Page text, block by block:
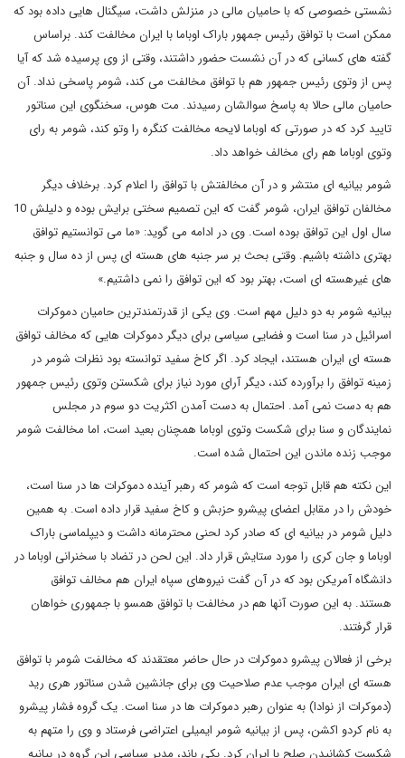
نشستی خصوصی که با حامیان مالی در منزلش داشت، سیگنال هایی داده بود که
ممکن است با توافق رئیس جمهور باراک اوباما با ایران مخالفت کند. براساس
گفته های کسانی که در آن نشست حضور داشتند، وقتی از وی پرسیده شد که آیا
پس از وتوی رئیس جمهور هم با توافق مخالفت می کند، شومر پاسخی نداد. آن
حامیان مالی حالا به پاسخ سوالشان رسیدند. مت هوس، سخنگوی این سناتور
تایید کرد که در صورتی که اوباما لایحه مخالفت کنگره را وتو کند، شومر به رای
وتوی اوباما هم رای مخالف خواهد داد.
شومر بیانیه ای منتشر و در آن مخالفتش با توافق را اعلام کرد. برخلاف دیگر
مخالفان توافق ایران، شومر گفت که این تصمیم سختی برایش بوده و دلیلش 10
سال اول این توافق بوده است. وی در ادامه می گوید: «ما می توانستیم توافق
بهتری داشته باشیم. وقتی بحث بر سر جنبه های هسته ای پس از ده سال و جنبه
های غیرهسته ای است، بهتر بود که این توافق را نمی داشتیم.»
بیانیه شومر به دو دلیل مهم است. وی یکی از قدرتمندترین حامیان دموکرات
اسرائیل در سنا است و فضایی سیاسی برای دیگر دموکرات هایی که مخالف توافق
هسته ای ایران هستند، ایجاد کرد. اگر کاخ سفید توانسته بود نظرات شومر در
زمینه توافق را برآورده کند، دیگر آرای مورد نیاز برای شکستن وتوی رئیس جمهور
هم به دست نمی آمد. احتمال به دست آمدن اکثریت دو سوم در مجلس
نمایندگان و سنا برای شکست وتوی اوباما همچنان بعید است، اما مخالفت شومر
موجب زنده ماندن این احتمال شده است.
این نکته هم قابل توجه است که شومر که رهبر آینده دموکرات ها در سنا است،
خودش را در مقابل اعضای پیشرو حزبش و کاخ سفید قرار داده است. به همین
دلیل شومر در بیانیه ای که صادر کرد لحنی محترمانه داشت و دیپلماسی باراک
اوباما و جان کری را مورد ستایش قرار داد. این لحن در تضاد با سخنرانی اوباما در
دانشگاه آمریکن بود که در آن گفت نیروهای سپاه ایران هم مخالف توافق
هستند. به این صورت آنها هم در مخالفت با توافق همسو با جمهوری خواهان
قرار گرفتند.
برخی از فعالان پیشرو دموکرات در حال حاضر معتقدند که مخالفت شومر با توافق
هسته ای ایران موجب عدم صلاحیت وی برای جانشین شدن سناتور هری رید
(دموکرات از نوادا) به عنوان رهبر دموکرات ها در سنا است. یک گروه فشار پیشرو
به نام کردو اکشن، پس از بیانیه شومر ایمیلی اعتراضی فرستاد و وی را متهم به
شکست کشانیدن صلح با ایران کرد. بکی باند، مدیر سیاسی این گروه در بیانیه